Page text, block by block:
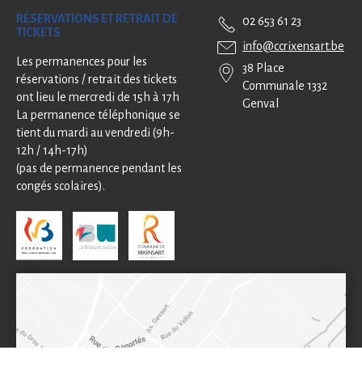
RÉSERVATIONS ET RETRAIT DE
TICKETS
Les permanences pour les
réservations / retrait des tickets
ont lieu le mercredi de 15h à 17h
La permanence téléphonique se
tient du mardi au vendredi (9h-
12h / 14h-17h)
(pas de permanence pendant les
congés scolaires).
02 653 61 23
info@ccrixensart.be
38 Place
Communale 1332
Genval